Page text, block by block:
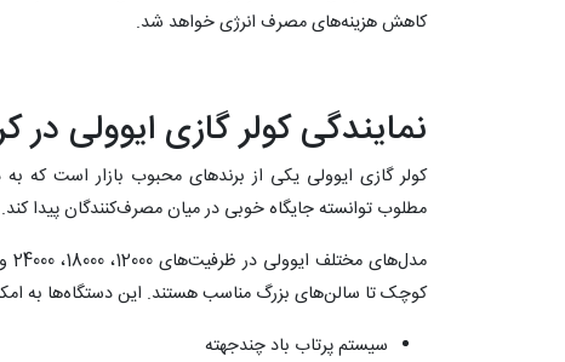
کاهش هزینه‌های مصرف انرژی خواهد شد.
نمایندگی کولر گازی ایوولی در
کولر گازی ایوولی یکی از برندهای محبوب بازار است که
مطلوب توانسته جایگاه خوبی در میان مصرف‌کنندگان پیدا کند.
کوچک تا سالن‌های بزرگ مناسب هستند. این دستگاه‌ها به
سیستم پرتاب باد چندجهته